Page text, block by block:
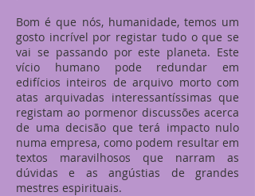
Bom é que nós, humanidade, temos um
gosto incrível por registar tudo o que se
vai se passando por este planeta. Este
vício humano pode redundar em
edifícios inteiros de arquivo morto com
atas arquivadas interessantíssimas que
registam ao pormenor discussões acerca
de uma decisão que terá impacto nulo
numa empresa, como podem resultar em
textos maravilhosos que narram as
dúvidas e as angústias de grandes
mestres espirituais.